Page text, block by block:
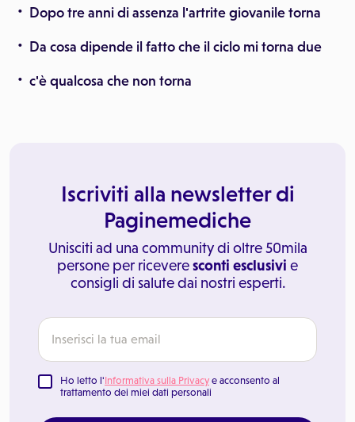
Dopo tre anni di assenza l'artrite giovanile torna
Da cosa dipende il fatto che il ciclo mi torna due
c'è qualcosa che non torna
Iscriviti alla newsletter di
Paginemediche
Unisciti ad una community di oltre 50mila
persone per riceveresconti esclusivi e
consigli di salute dai nostri esperti.
Ho letto l'Informativa sulla Privacy e acconsento al
trattamento dei miei dati personali